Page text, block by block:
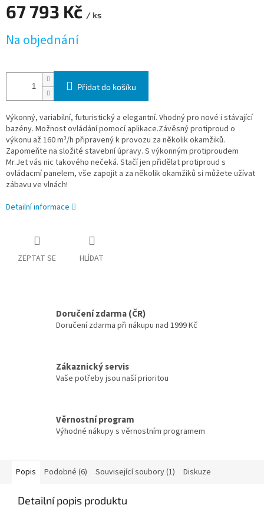
67 793 Kč / ks
Na objednání
Přidat do košíku
Výkonný, variabilní, futuristický a elegantní. Vhodný pro nové i stávající
bazény. Možnost ovládání pomocí aplikace.Závěsný protiproud o
výkonu až 160m³/h připravený k provozu za několik okamžiků.
Zapomeňte na složité stavební úpravy. S výkonným protiproudem
Mr.Jet vás nic takového nečeká. Stačí jen přidělat protiproud s
ovládacmí panelem, vše zapojit a za několik okamžiků si můžete užívat
zábavu ve vlnách!
Detailní informace
ZEPTAT SE HLÍDAT
Doručení zdarma (ČR)
Doručení zdarma při nákupu nad 1999 Kč
Zákaznický servis
Vaše potřeby jsou naší prioritou
Věrnostní program
Výhodné nákupy s věrnostním programem
Popis Podobné (6) Související soubory (1) Diskuze
Detailní popis produktu